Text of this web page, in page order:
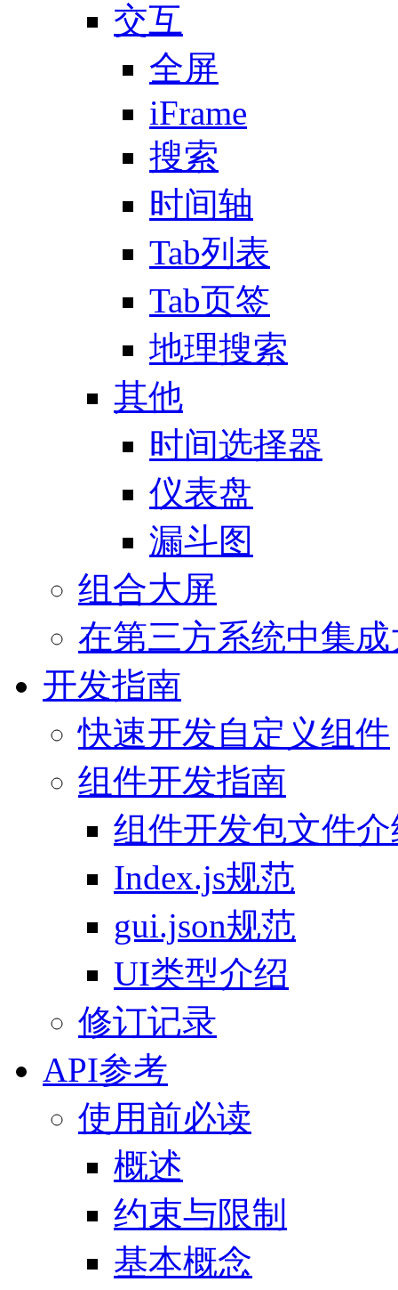
交互
全屏
iFrame
搜索
时间轴
Tab列表
Tab页签
地理搜索
其他
时间选择器
仪表盘
漏斗图
组合大屏
在第三方系统中集
开发指南
快速开发自定义组件
组件开发指南
组件开发包文件
Index.js规范
gui.json规范
UI类型介绍
修订记录
API参考
使用前必读
概述
约束与限制
基本概念